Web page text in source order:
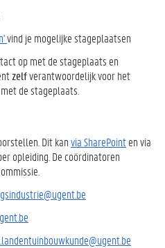
vind je mogelijke stageplaatsen
op met de stageplaats en
zelfverantwoordelijk voor het
de stageplaats.
Dit kanvia SharePointen via
opleiding. De coördinatoren